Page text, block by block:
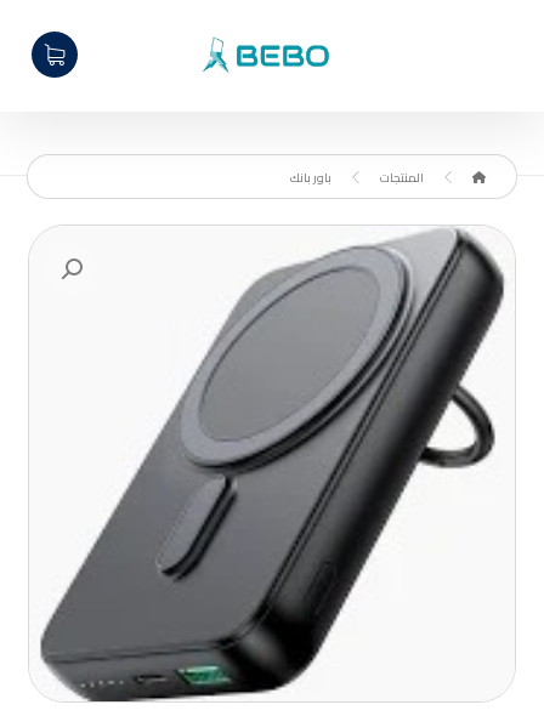
المنتجات باور بانك